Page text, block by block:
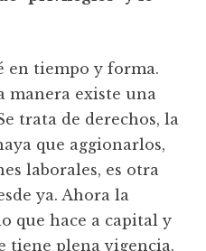
en tiempo y forma.
manera existe una
trata de derechos, la
que aggionarlos,
laborales, es otra
ya. Ahora la
que hace a capital y
tiene plena vigencia.